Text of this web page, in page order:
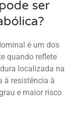
ser
é um dos
quando reflete
localizada na
à resistência à
e maior risco